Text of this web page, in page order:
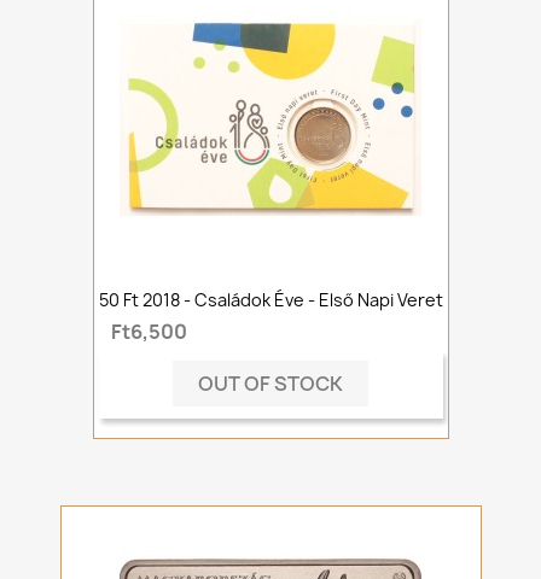
50 Ft 2018 - Családok Éve - Első Napi Veret
Ft6,500
OUT OF STOCK